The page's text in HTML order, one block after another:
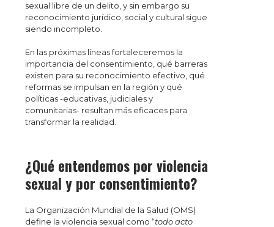
sexual libre de un delito, y sin embargo su
reconocimiento jurídico, social y cultural sigue
siendo incompleto.
En las próximas líneas fortaleceremos la
importancia del consentimiento, qué barreras
existen para su reconocimiento efectivo, qué
reformas se impulsan en la región y qué
políticas -educativas, judiciales y
comunitarias- resultan más eficaces para
transformar la realidad.
¿Qué entendemos por violencia
sexual y por consentimiento?
La Organización Mundial de la Salud (OMS)
define la violencia sexual como “todo acto